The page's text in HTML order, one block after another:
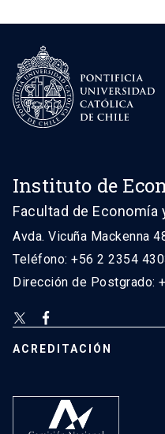
Instituto de
Facultad de Economía
Avda. Vicuña Mackenna
Teléfono: +56 2 2354
Dirección de Postgrado:
ACREDITACIÓN